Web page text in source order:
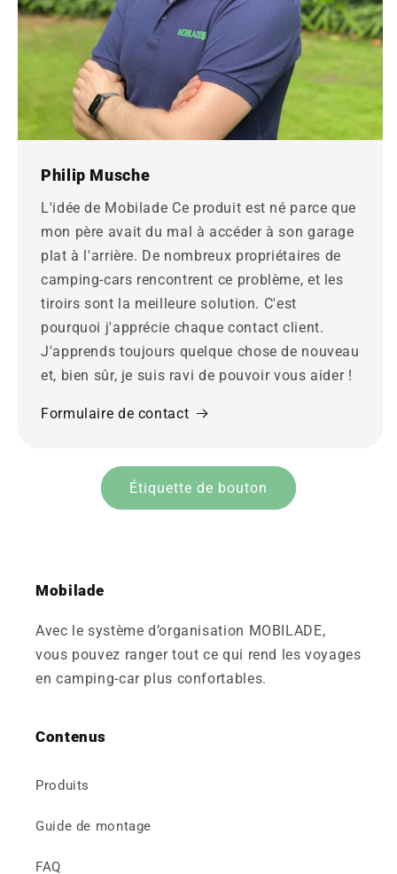
Philip Musche
L'idée de Mobilade Ce produit est né parce que
mon père avait du mal à accéder à son garage
plat à l'arrière. De nombreux propriétaires de
camping-cars rencontrent ce problème, et les
tiroirs sont la meilleure solution. C'est
pourquoi j'apprécie chaque contact client.
J'apprends toujours quelque chose de nouveau
et, bien sûr, je suis ravi de pouvoir vous aider !
Formulaire de contact
Étiquette de bouton
Mobilade
Avec le système d’organisation MOBILADE,
vous pouvez ranger tout ce qui rend les voyages
en camping-car plus confortables.
Contenus
Produits
Guide de montage
FAQ